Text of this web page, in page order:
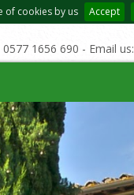
of cookies by us Accept
1656 690 - Email us: